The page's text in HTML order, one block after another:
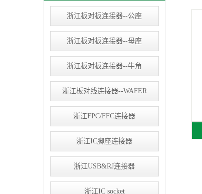
浙江板对板连接器--公座
浙江板对板连接器--母座
浙江板对板连接器--牛角
浙江板对线连接器--WAFER
浙江FPC/FFC连接器
浙江IC脚座连接器
浙江USB&RJ连接器
浙江IC socket